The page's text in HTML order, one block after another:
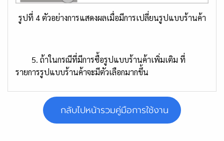
รูปที่ 4 ตัวอย่างการแสดงผลเมื่อมีการเปลี่ยนรูปแบบร้านค้า
5. ถ้าในกรณีที่มีการซื้อรูปแบบร้านค้าเพิ่มเติม ที่
รายการรูปแบบร้านค้าจะมีตัวเลือกมากขึ้น
กลับไปหน้ารวมคู่มือการใช้งาน